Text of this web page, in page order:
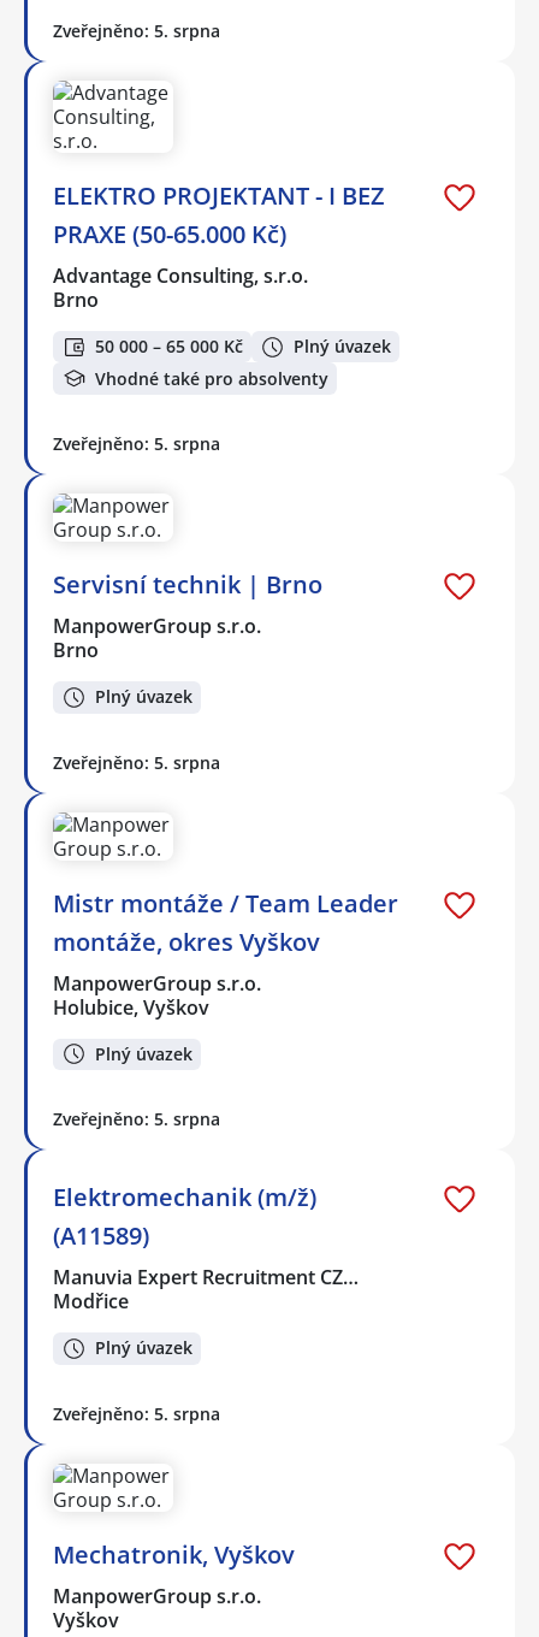
Zveřejněno: 5. srpna
ELEKTRO PROJEKTANT - I BEZ
PRAXE (50-65.000 Kč)
Advantage Consulting, s.r.o.
Brno
50 000 – 65 000 Kč
Plný úvazek
Vhodné také pro absolventy
Zveřejněno: 5. srpna
Servisní technik | Brno
ManpowerGroup s.r.o.
Brno
Plný úvazek
Zveřejněno: 5. srpna
Mistr montáže / Team Leader
montáže, okres Vyškov
ManpowerGroup s.r.o.
Holubice, Vyškov
Plný úvazek
Zveřejněno: 5. srpna
Elektromechanik (m/ž)
(A11589)
Manuvia Expert Recruitment CZ…
Modřice
Plný úvazek
Zveřejněno: 5. srpna
Mechatronik, Vyškov
ManpowerGroup s.r.o.
Vyškov